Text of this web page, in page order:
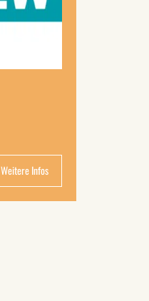
Weitere Infos